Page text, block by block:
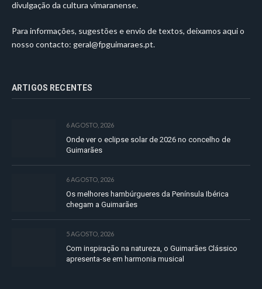
divulgação da cultura vimaranense.
Para informações, sugestões e envio de textos, deixamos aqui o
nosso contacto: geral@fpguimaraes.pt.
ARTIGOS RECENTES
6 AGOSTO, 2026
Onde ver o eclipse solar de 2026 no concelho de
Guimarães
6 AGOSTO, 2026
Os melhores hambúrgueres da Península Ibérica
chegam a Guimarães
5 AGOSTO, 2026
Com inspiração na natureza, o Guimarães Clássico
apresenta-se em harmonia musical